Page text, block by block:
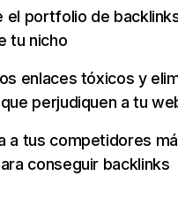
el portfolio de
tu nicho
enlaces tóxicos y
perjudiquen a tu
a tus competidores
conseguir backlinks